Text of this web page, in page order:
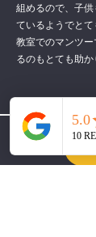
組めるので、子
ているようでと
教室でのマンツ
るのもとても助か